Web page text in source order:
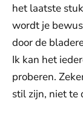
het laatste
wordt je
door de
Ik kan het
proberen.
stil zijn, niet te